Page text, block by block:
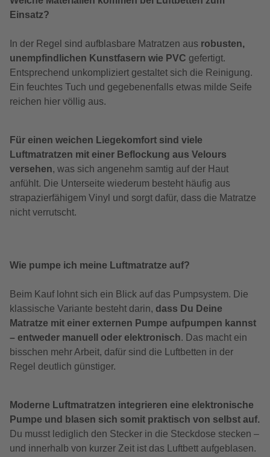
Einsatz?
In der Regel sind aufblasbare Matratzen aus robusten,
unempfindlichen Kunstfasern wie PVC gefertigt.
Entsprechend unkompliziert gestaltet sich die Reinigung.
Ein feuchtes Tuch und gegebenenfalls etwas milde Seife
reichen hier völlig aus.
Für einen weichen Liegekomfort sind viele
Luftmatratzen mit einer Beflockung aus Velours
versehen, was sich angenehm samtig auf der Haut
anfühlt. Die Unterseite wiederum besteht häufig aus
strapazierfähigem Vinyl und sorgt dafür, dass die Matratze
nicht verrutscht.
Wie pumpe ich meine Luftmatratze auf?
Beim Kauf lohnt sich ein Blick auf das Pumpsystem. Die
klassische Variante besteht darin, dass Du Deine
Matratze mit einer externen Pumpe aufpumpen kannst
– entweder manuell oder elektronisch. Das macht ein
bisschen mehr Arbeit, dafür sind die Luftbetten in der
Regel deutlich günstiger.
Moderne Luftmatratzen integrieren eine elektronische
Pumpe und blasen sich somit praktisch von selbst auf.
Du musst lediglich den Stecker in die Steckdose stecken –
und innerhalb von kurzer Zeit ist das Luftbett aufgeblasen.